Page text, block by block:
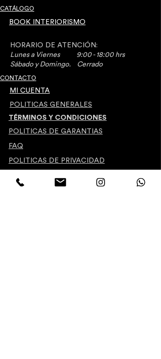
CATÁLOGO
BOOK INTERIORISMO
HORARIO DE ATENCIÓN:
Lunes a Viernes 9:00 - 18:00 hrs
​Sábado y Domingo. Cerrado
CONTACTO
MI CUENTA
POLITICAS GENERALES
TÉRMINOS Y CONDICIONES
POLITICAS DE GARANTIAS
FAQ
POLITICAS DE PRIVACIDAD